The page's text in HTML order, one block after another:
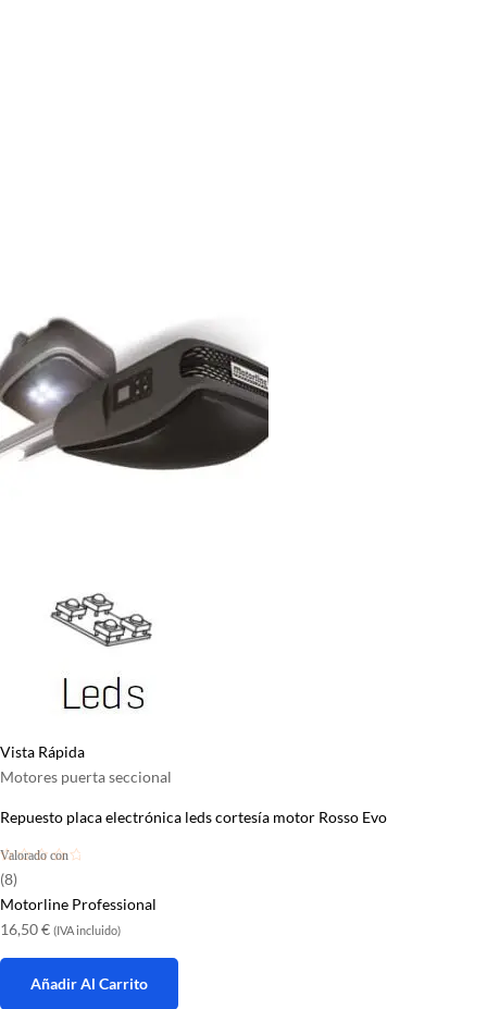
Vista Rápida
Motores puerta seccional
Repuesto placa electrónica leds cortesía motor Rosso Evo
Valorado con
4.75
(8)
Motorline Professional
16,50€ (IVA incluido)
Añadir Al Carrito